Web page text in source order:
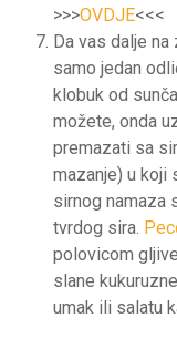
>>>OVDJE<<<
Da vas dalje na
samo jedan
klobuk od
možete, onda
premazati sa
mazanje) u koji
sirnog namaza
tvrdog sira.
polovicom
slane
umak ili salatu